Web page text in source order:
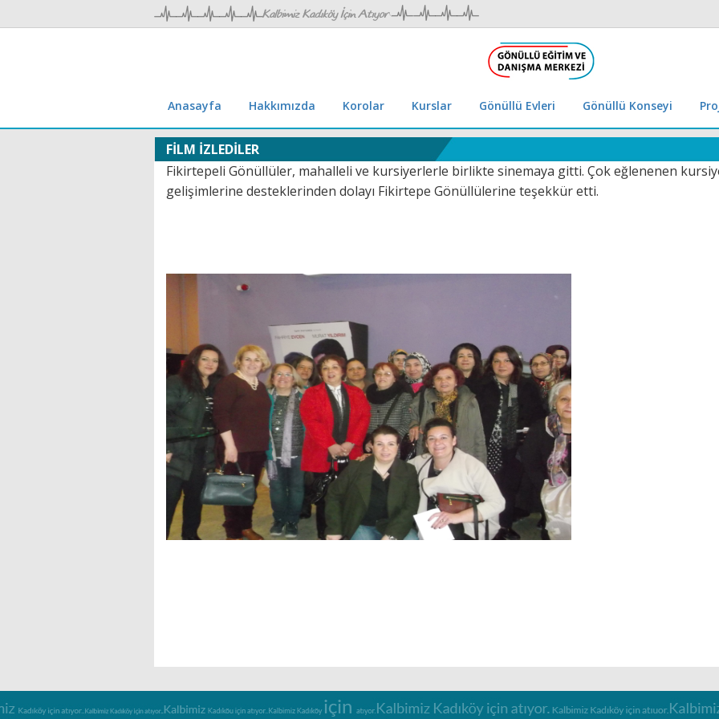
Anasayfa Hakkımızda Korolar Kurslar Gönüllü Evleri Gönüllü Konseyi
FİLM İZLEDİLER
Fikirtepeli Gönüllüler, mahalleli ve kursiyerlerle birlikte sinemaya gitti. Çok eğlenenen
gelişimlerine desteklerinden dolayı Fikirtepe Gönüllülerine teşekkür etti.